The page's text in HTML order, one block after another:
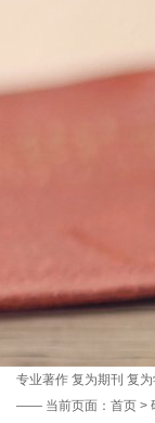
专业著作 复为期刊 复
—— 当前页面： 首页 >